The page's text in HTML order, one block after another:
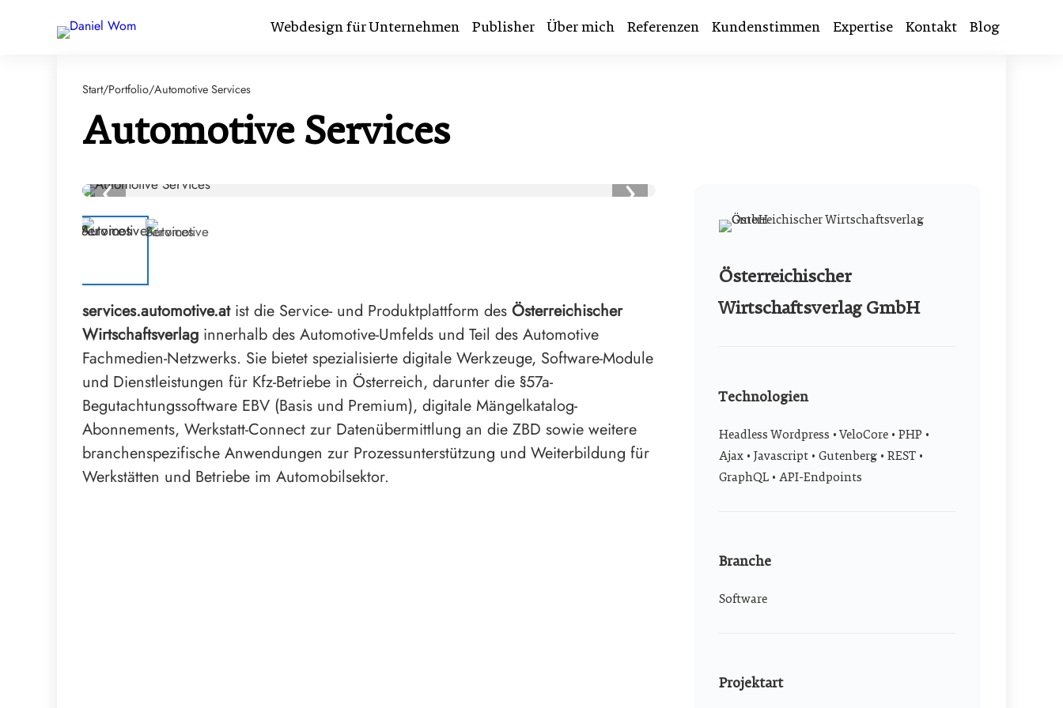
Webdesign für Unternehmen Publisher Über mich Referenzen Kundenstimmen Expertise Kontakt Blog
Start/Portfolio/Automotive Services
Automotive Services
‹ ›
services.automotive.atist die Service- und Produktplattform des Österreichischer
Wirtschaftsverlag innerhalb des Automotive-Umfelds und Teil des Automotive
Fachmedien-Netzwerks. Sie bietet spezialisierte digitale Werkzeuge, Software-Module
und Dienstleistungen für Kfz-Betriebe in Österreich, darunter die §57a-
Begutachtungssoftware EBV (Basis und Premium), digitale Mängelkatalog-
Abonnements, Werkstatt-Connect zur Datenübermittlung an die ZBD sowie weitere
branchenspezifische Anwendungen zur Prozessunterstützung und Weiterbildung für
Werkstätten und Betriebe im Automobilsektor.
Österreichischer
Wirtschaftsverlag GmbH
Technologien
Headless Wordpress • VeloCore • PHP •
Ajax • Javascript • Gutenberg • REST •
GraphQL • API-Endpoints
Branche
Software
Projektart